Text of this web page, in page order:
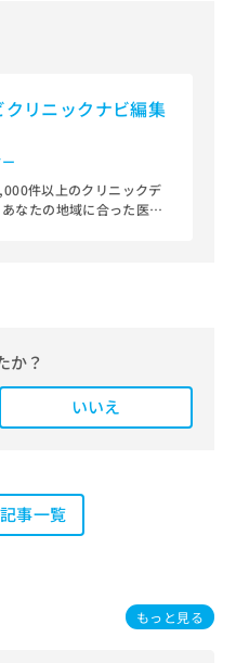
クリニックナビ編集
件以上のクリニックデ
なたの地域に合った医療
告ガイドラインに準拠し
を整えており、編集部内に
法人薬機法医療法規格協
か？
いいえ
事一覧
もっと見る